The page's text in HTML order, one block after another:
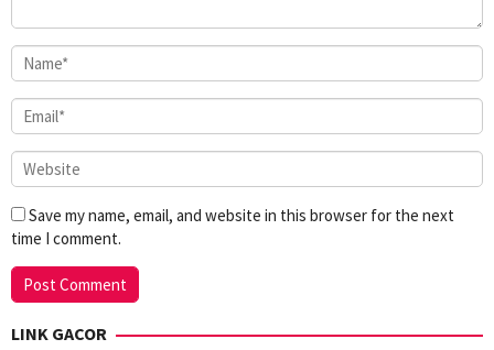
Save my name, email, and website in this browser for the next
time I comment.
LINK GACOR